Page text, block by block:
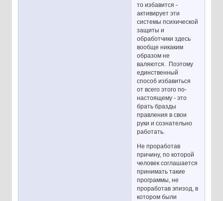
то избавится -
активирует эти
системы психической
защиты и
обработчики здесь
вообще никаким
образом не
валяются. Поэтому
единственный
способ избавиться
от всего этого по-
настоящему - это
брать бразды
правления в свои
руки и сознательно
работать.
Не проработав
причину, по которой
человек соглашается
принимать такие
программы, не
проработав эпизод, в
котором были